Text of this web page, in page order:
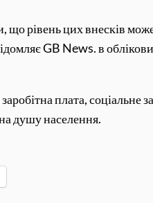
що рівень цих внесків
GB News. в
плата, соціальне
душу населення.